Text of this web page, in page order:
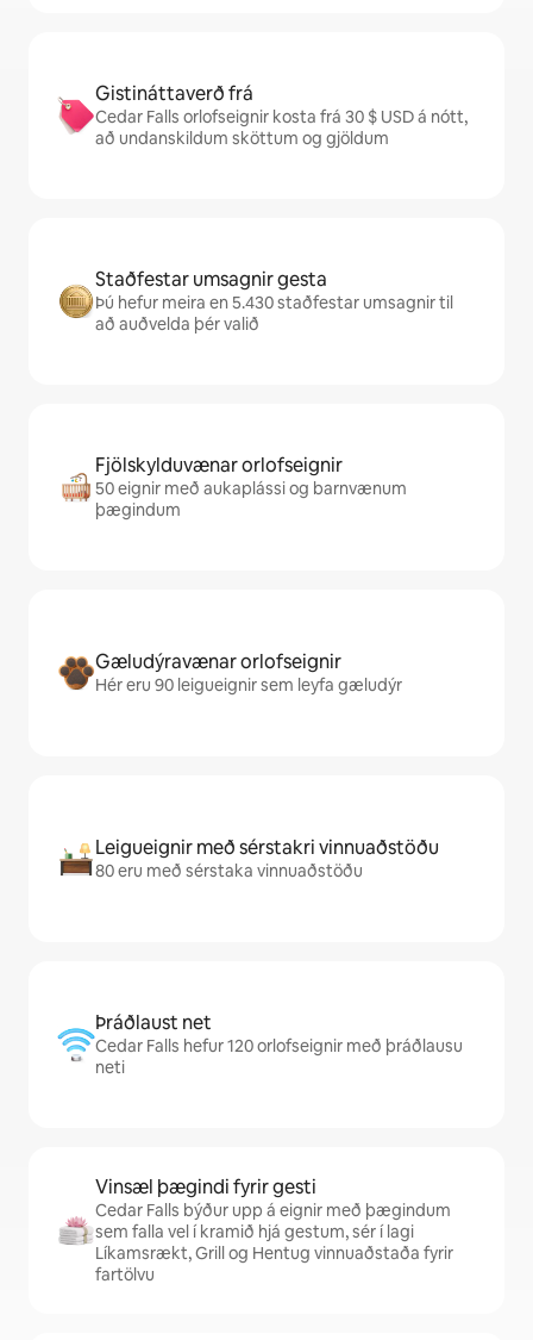
Gistináttaverð frá
Cedar Falls orlofseignir kosta frá 30 $ USD á nótt,
að undanskildum sköttum og gjöldum
Staðfestar umsagnir gesta
Þú hefur meira en 5.430 staðfestar umsagnir til
að auðvelda þér valið
Fjölskylduvænar orlofseignir
50 eignir með aukaplássi og barnvænum
þægindum
Gæludýravænar orlofseignir
Hér eru 90 leigueignir sem leyfa gæludýr
Leigueignir með sérstakri vinnuaðstöðu
80 eru með sérstaka vinnuaðstöðu
Þráðlaust net
Cedar Falls hefur 120 orlofseignir með þráðlausu
neti
Vinsæl þægindi fyrir gesti
Cedar Falls býður upp á eignir með þægindum
sem falla vel í kramið hjá gestum, sér í lagi
Líkamsrækt, Grill og Hentug vinnuaðstaða fyrir
fartölvu